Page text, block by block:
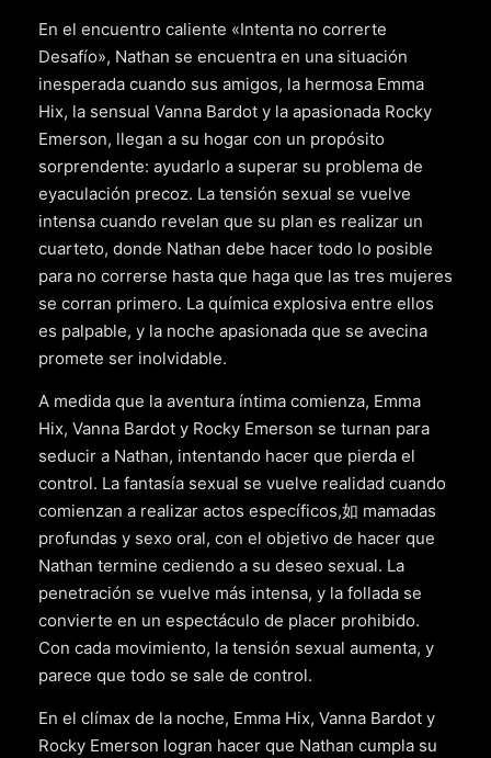
En el encuentro caliente «Intenta no correrte
Desafío», Nathan se encuentra en una situación
inesperada cuando sus amigos, la hermosa Emma
Hix, la sensual Vanna Bardot y la apasionada Rocky
Emerson, llegan a su hogar con un propósito
sorprendente: ayudarlo a superar su problema de
eyaculación precoz. La tensión sexual se vuelve
intensa cuando revelan que su plan es realizar un
cuarteto, donde Nathan debe hacer todo lo posible
para no correrse hasta que haga que las tres mujeres
se corran primero. La química explosiva entre ellos
es palpable, y la noche apasionada que se avecina
promete ser inolvidable.
A medida que la aventura íntima comienza, Emma
Hix, Vanna Bardot y Rocky Emerson se turnan para
seducir a Nathan, intentando hacer que pierda el
control. La fantasía sexual se vuelve realidad cuando
comienzan a realizar actos específicos,如 mamadas
profundas y sexo oral, con el objetivo de hacer que
Nathan termine cediendo a su deseo sexual. La
penetración se vuelve más intensa, y la follada se
convierte en un espectáculo de placer prohibido.
Con cada movimiento, la tensión sexual aumenta, y
parece que todo se sale de control.
En el clímax de la noche, Emma Hix, Vanna Bardot y
Rocky Emerson logran hacer que Nathan cumpla su